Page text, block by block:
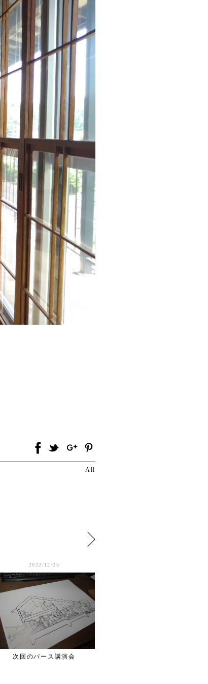
All
2022/12/25
次回のパース講演会